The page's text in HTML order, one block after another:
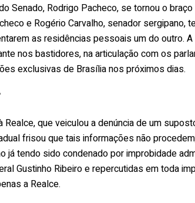
Senado, Rodrigo Pacheco, se tornou o
e Rogério Carvalho, senador sergipano,
as residências pessoais um do outro.
nos bastidores, na articulação com os
exclusivas de Brasília nos próximos dias.
Realce, que veiculou a denúncia de um
frisou que tais informações não
já tendo sido condenado por improbidade
Gustinho Ribeiro e repercutidas em toda
a Realce.